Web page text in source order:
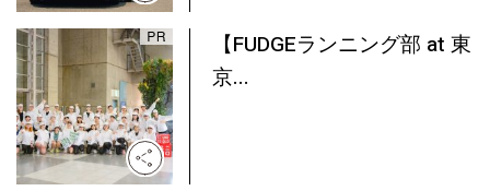
【FUDGEランニング部 at 東
京...